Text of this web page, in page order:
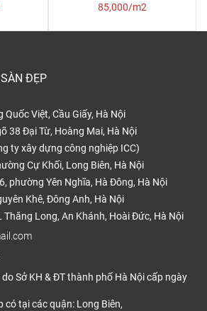
85,000/m2
ĐẸP
Việt, Cầu Giấy, Hà Nội
38 Đại Từ, Hoàng Mai, Hà Nội
ty xây dựng công nghiệp ICC)
Cự Khối, Long Biên, Hà Nội
phường Yên Nghĩa, Hà Đông, Hà Nội
Khê, Đông Anh, Hà Nội
Thăng Long, An Khánh, Hoài Đức, Hà Nội
Sở KH & ĐT thành phố Hà Nội cấp ngày
có tại các quận: Long Biên,